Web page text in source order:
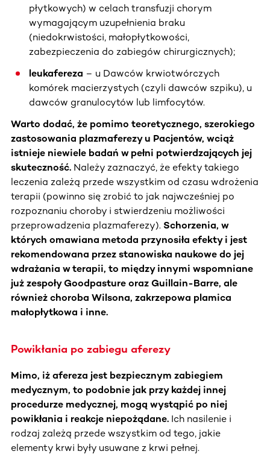
płytkowych) w celach transfuzji chorym
wymagającym uzupełnienia braku
(niedokrwistości, małopłytkowości,
zabezpieczenia do zabiegów chirurgicznych);
leukafereza – u Dawców krwiotwórczych
komórek macierzystych (czyli dawców szpiku), u
dawców granulocytów lub limfocytów.
Warto dodać, że pomimo teoretycznego, szerokiego
zastosowania plazmaferezy u Pacjentów, wciąż
istnieje niewiele badań w pełni potwierdzających jej
skuteczność. Należy zaznaczyć, że efekty takiego
leczenia zależą przede wszystkim od czasu wdrożenia
terapii (powinno się zrobić to jak najwcześniej po
rozpoznaniu choroby i stwierdzeniu możliwości
przeprowadzenia plazmaferezy). Schorzenia, w
których omawiana metoda przynosiła efekty i jest
rekomendowana przez stanowiska naukowe do jej
wdrażania w terapii, to między innymi wspomniane
już zespoły Goodpasture oraz Guillain-Barre, ale
również choroba Wilsona, zakrzepowa plamica
małopłytkowa i inne.
Powikłania po zabiegu aferezy
Mimo, iż afereza jest bezpiecznym zabiegiem
medycznym, to podobnie jak przy każdej innej
procedurze medycznej, mogą wystąpić po niej
powikłania i reakcje niepożądane. Ich nasilenie i
rodzaj zależą przede wszystkim od tego, jakie
elementy krwi były usuwane z krwi pełnej.